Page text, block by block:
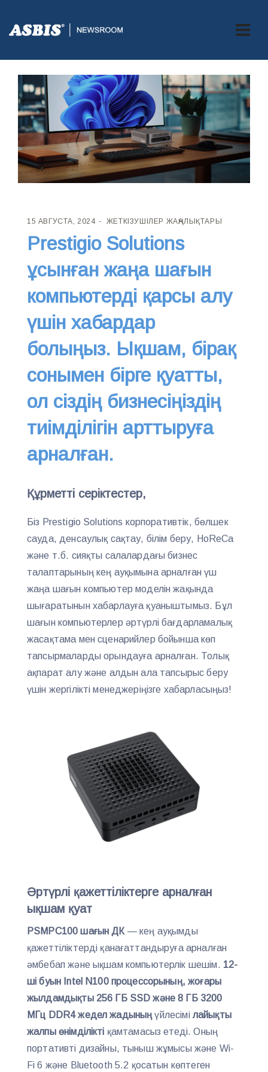
15 АВГУСТА, 2024 ЖЕТКІЗУШІЛЕР ЖАҢАЛЫҚТАРЫ
Prestigio Solutions
ұсынған жаңа шағын
компьютерді қарсы алу
үшін хабардар
болыңыз. Ықшам, бірақ
сонымен бірге қуатты,
ол сіздің бизнесіңіздің
тиімділігін арттыруға
арналған.
Құрметті серіктестер,
Біз Prestigio Solutions корпоративтік, бөлшек
сауда, денсаулық сақтау, білім беру, HoReCa
және т.б. сияқты салалардағы бизнес
талаптарының кең ауқымына арналған үш
жаңа шағын компьютер моделін жақында
шығаратынын хабарлауға қуаныштымыз. Бұл
шағын компьютерлер әртүрлі бағдарламалық
жасақтама мен сценарийлер бойынша көп
тапсырмаларды орындауға арналған. Толық
ақпарат алу және алдын ала тапсырыс беру
үшін жергілікті менеджеріңізге хабарласыңыз!
Әртүрлі қажеттіліктерге арналған
ықшам қуат
PSMPC100 шағын ДК — кең ауқымды
қажеттіліктерді қанағаттандыруға арналған
әмбебап және ықшам компьютерлік шешім. 12-
ші буын Intel N100 процессорының, жоғары
жылдамдықты 256 ГБ SSD және 8 ГБ 3200
МГц DDR4 жедел жадыныңүйлесімі лайықты
жалпы өнімділікті қамтамасыз етеді. Оның
портативті дизайны, тыныш жұмысы және Wi-
Fi 6 және Bluetooth 5.2 қосатын көптеген